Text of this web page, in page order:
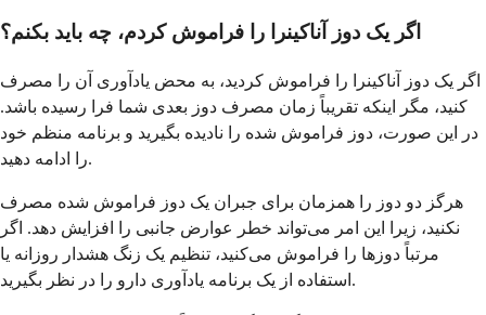
اگر یک دوز آناکینرا را فراموش کردم، چه باید بکنم؟
اگر یک دوز آناکینرا را فراموش کردید، به محض یادآوری آن را مصرف
کنید، مگر اینکه تقریباً زمان مصرف دوز بعدی شما فرا رسیده باشد.
در این صورت، دوز فراموش شده را نادیده بگیرید و برنامه منظم خود
را ادامه دهید.
هرگز دو دوز را همزمان برای جبران یک دوز فراموش شده مصرف
نکنید، زیرا این امر می‌تواند خطر عوارض جانبی را افزایش دهد. اگر
مرتباً دوزها را فراموش می‌کنید، تنظیم یک زنگ هشدار روزانه یا
استفاده از یک برنامه یادآوری دارو را در نظر بگیرید.